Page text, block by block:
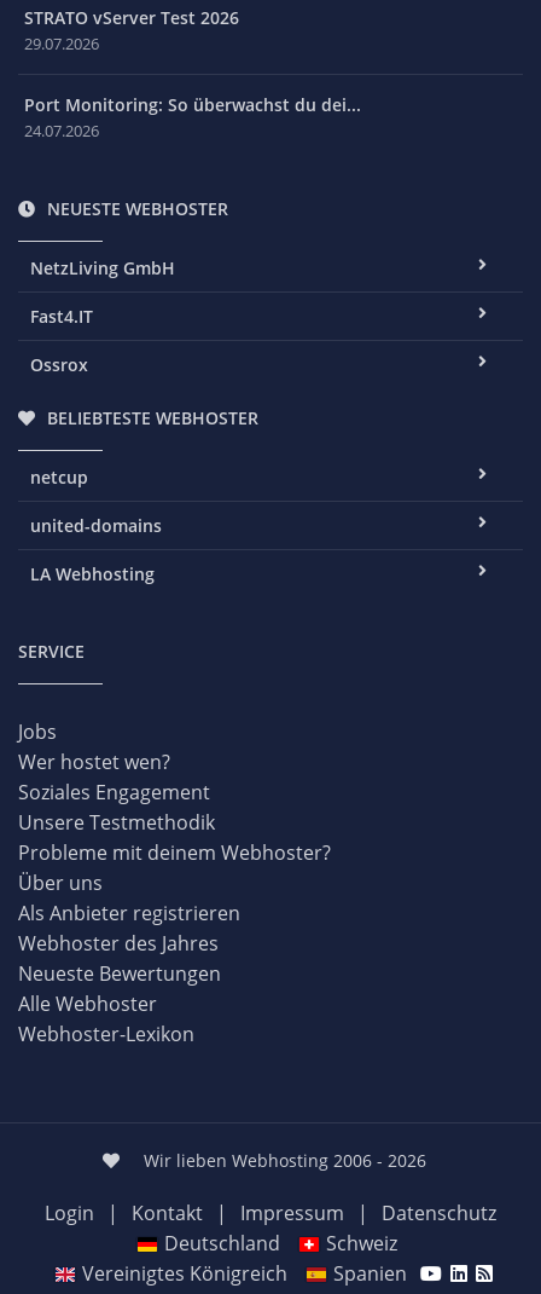
STRATO vServer Test 2026
29.07.2026
Port Monitoring: So überwachst du dei...
24.07.2026
NEUESTE WEBHOSTER
NetzLiving GmbH
Fast4.IT
Ossrox
BELIEBTESTE WEBHOSTER
netcup
united-domains
LA Webhosting
SERVICE
Jobs
Wer hostet wen?
Soziales Engagement
Unsere Testmethodik
Probleme mit deinem Webhoster?
Über uns
Als Anbieter registrieren
Webhoster des Jahres
Neueste Bewertungen
Alle Webhoster
Webhoster-Lexikon
Wir lieben Webhosting 2006 - 2026
Login | Kontakt | Impressum |
Datenschutz
Deutschland
Schweiz
Vereinigtes Königreich
Spanien